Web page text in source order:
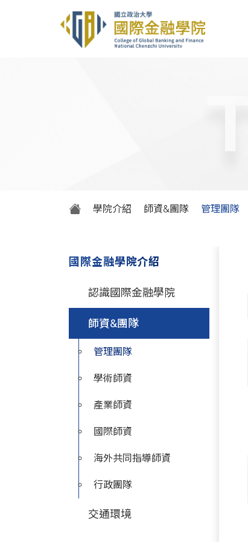
學院介紹 師資&團隊 管理團隊
國際金融學院介紹
認識國際金融學院
師資&團隊
管理團隊
學術師資
產業師資
國際師資
海外共同指導師資
行政團隊
交通環境